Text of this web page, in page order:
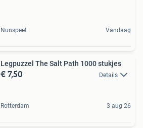
Nunspeet Vandaag
Legpuzzel The Salt Path 1000 stukjes
€ 7,50 Details
Rotterdam 3 aug 26